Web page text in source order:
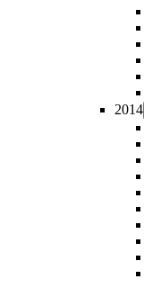
2014